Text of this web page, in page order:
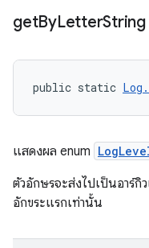
getByLetterString
public static
แสดงผล enum
ตัวอักษรจะส่งไปเป็นอาร์กิ
อักขระแรกเท่านั้น